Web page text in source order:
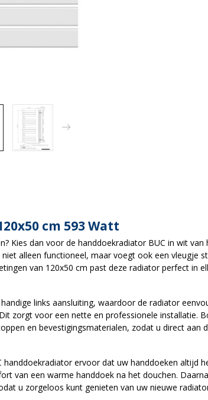
cm 593 Watt
Kies dan voor de handdoekradiator BUC in wit van
alleen functioneel, maar voegt ook een vleugje
van 120x50 cm past deze radiator perfect in
links aansluiting, waardoor de radiator
zorgt voor een nette en professionele installatie.
en bevestigingsmaterialen, zodat u direct aan
ervoor dat uw handdoeken altijd
van een warme handdoek na het douchen.
u zorgeloos kunt genieten van uw nieuwe